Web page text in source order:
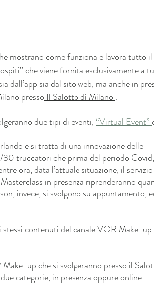
mostrano come funziona e lavora tutto
che viene fornita esclusivamente a
sia dal sito web, ma anche in
presso Il Salotto di Milano .
due tipi di eventi, “Virtual Event”
e si tratta di una innovazione delle
truccatori che prima del periodo Covid,
ora, data l’attuale situazione, il
in presenza riprenderanno
, invece, si svolgono su appuntamento,
stessi contenuti del canale VOR Make-up
up che si svolgeranno presso il
categorie, in presenza oppure online.